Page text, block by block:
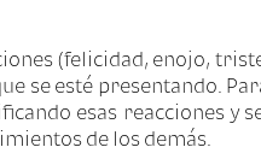
(felicidad, enojo,
se esté presentando.
esas reacciones y
de los demás.